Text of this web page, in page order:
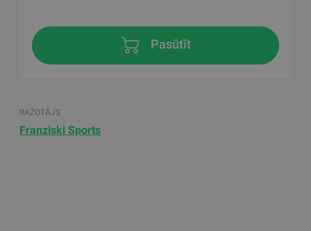
Pasūtīt
RAŽOTĀJS
Franziski Sports